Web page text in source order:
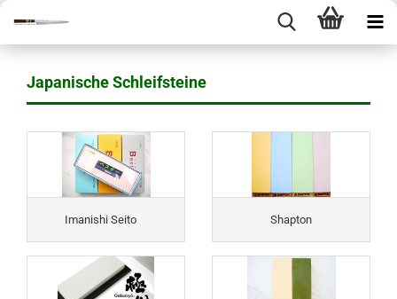
Japanische Schleifsteine
Imanishi Seito Shapton